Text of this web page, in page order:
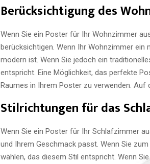
Berücksichtigung des
Wenn Sie ein Poster für Ihr Wohnzimmer
berücksichtigen. Wenn Ihr Wohnzimmer ein
modern ist. Wenn Sie jedoch ein
entspricht. Eine Möglichkeit, das perfekte
Raumes in Ihrem Poster zu verwenden. Auf
Stilrichtungen für das
Wenn Sie ein Poster für Ihr Schlafzimmer
und Ihrem Geschmack passt. Wenn Sie
wählen, das diesem Stil entspricht. Wenn